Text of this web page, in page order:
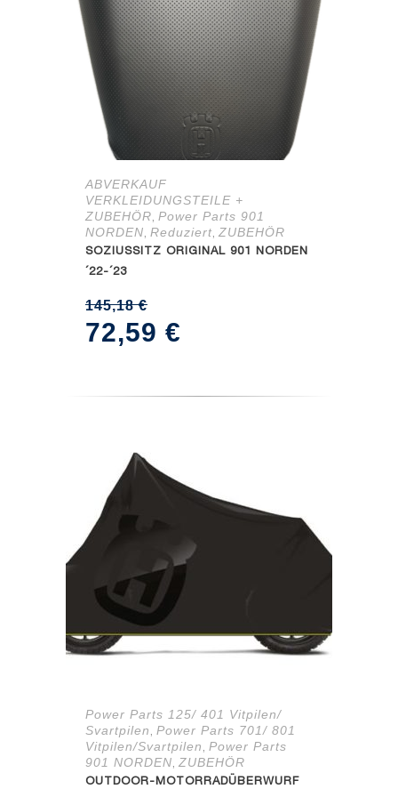
ABVERKAUF
VERKLEIDUNGSTEILE +
ZUBEHÖR, Power Parts 901
NORDEN, Reduziert, ZUBEHÖR
SOZIUSSITZ ORIGINAL 901 NORDEN
´22-´23
145,18€
Ursprünglicher
72,59 €
Power Parts 125/ 401 Vitpilen/
Svartpilen , Power Parts 701/ 801
Vitpilen/Svartpilen , Power Parts
901 NORDEN, ZUBEHÖR
OUTDOOR-MOTORRADÜBERWURF